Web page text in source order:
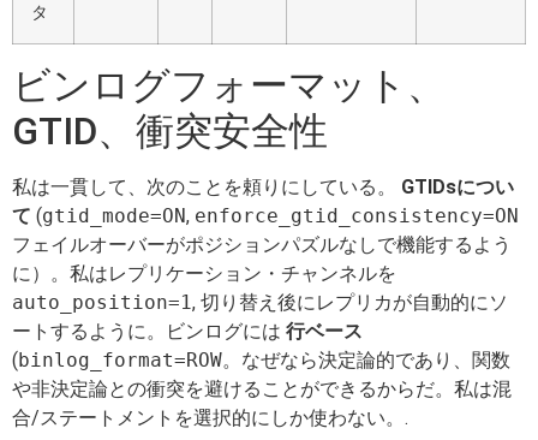
タ
ビンログフォーマット、
GTID、衝突安全性
私は一貫して、次のことを頼りにしている。 GTIDsについ
て (gtid_mode=ON, enforce_gtid_consistency=ON
フェイルオーバーがポジションパズルなしで機能するよう
に）。私はレプリケーション・チャンネルを
auto_position=1, 切り替え後にレプリカが自動的にソ
ートするように。ビンログには 行ベース
( binlog_format=ROW。 なぜなら決定論的であり、関数
や非決定論との衝突を避けることができるからだ。私は混
合/ステートメントを選択的にしか使わない。.